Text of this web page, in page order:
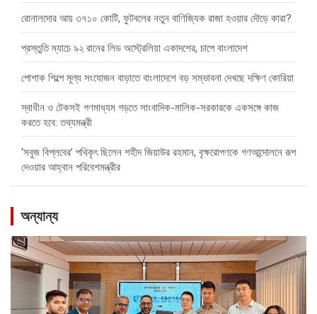
রোনালদোর আয় ৩৭১০ কোটি, ফুটবলের নতুন বাণিজ্যিক রাজা হওয়ার দৌড়ে কারা?
প্রস্তুতি ম্যাচে ৯২ রানের লিড অস্ট্রেলিয়া একাদশের, চাপে বাংলাদেশ
পোশাক শিল্পে মূল্য সংযোজন বাড়াতে বাংলাদেশে বড় সম্ভাবনা দেখছে দক্ষিণ কোরিয়া
স্বাধীন ও টেকসই গণমাধ্যম গড়তে সাংবাদিক-মালিক-সরকারকে একসঙ্গে কাজ
করতে হবে: তথ্যমন্ত্রী
‘সবুজ বিপ্লবের’ পথিকৃৎ ছিলেন শহীদ জিয়াউর রহমান, বৃক্ষরোপণকে গণআন্দোলনে রূপ
দেওয়ার আহ্বান পরিবেশমন্ত্রীর
অন্যান্য